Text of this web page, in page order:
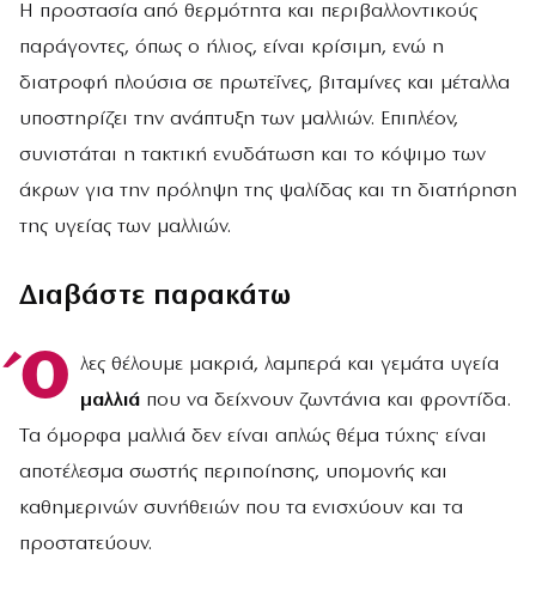
Η προστασία από θερμότητα και περιβαλλοντικούς
παράγοντες, όπως ο ήλιος, είναι κρίσιμη, ενώ η
διατροφή πλούσια σε πρωτεΐνες, βιταμίνες και μέταλλα
υποστηρίζει την ανάπτυξη των μαλλιών. Επιπλέον,
συνιστάται η τακτική ενυδάτωση και το κόψιμο των
άκρων για την πρόληψη της ψαλίδας και τη διατήρηση
της υγείας των μαλλιών.
Διαβάστε παρακάτω
Ό λες θέλουμε μακριά, λαμπερά και γεμάτα υγεία
μαλλιά που να δείχνουν ζωντάνια και φροντίδα.
Τα όμορφα μαλλιά δεν είναι απλώς θέμα τύχης· είναι
αποτέλεσμα σωστής περιποίησης, υπομονής και
καθημερινών συνήθειών που τα ενισχύουν και τα
προστατεύουν.